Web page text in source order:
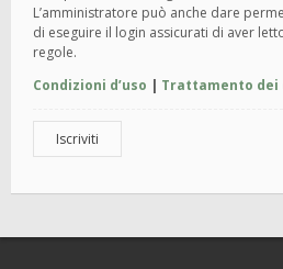
L’amministratore può anche dare
di eseguire il login assicurati di aver
regole.
Condizioni d’uso | Trattamento dei
Iscriviti